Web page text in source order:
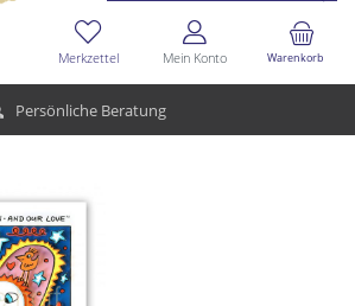
Persönliche Beratung
Warenkorb
Merkzettel Mein Konto